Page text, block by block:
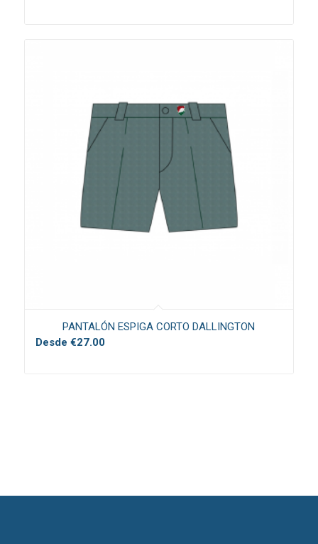
PANTALÓN ESPIGA CORTO DALLINGTON
Desde €27.00